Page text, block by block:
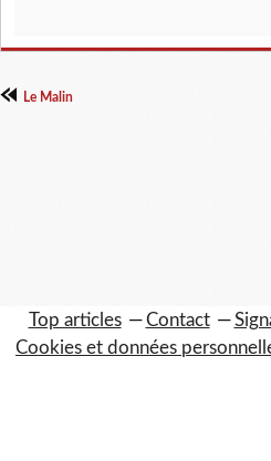
Le Malin
Top articles Contact
Cookies et données